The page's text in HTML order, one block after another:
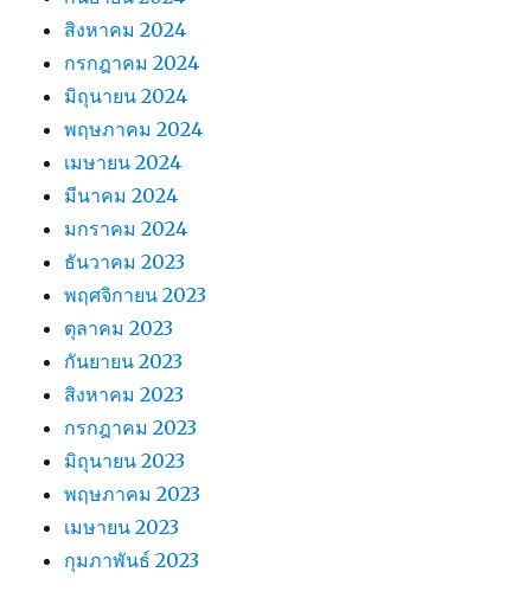
สิงหาคม 2024
กรกฎาคม 2024
มิถุนายน 2024
พฤษภาคม 2024
เมษายน 2024
มีนาคม 2024
มกราคม 2024
ธันวาคม 2023
พฤศจิกายน 2023
ตุลาคม 2023
กันยายน 2023
สิงหาคม 2023
กรกฎาคม 2023
มิถุนายน 2023
พฤษภาคม 2023
เมษายน 2023
กุมภาพันธ์ 2023